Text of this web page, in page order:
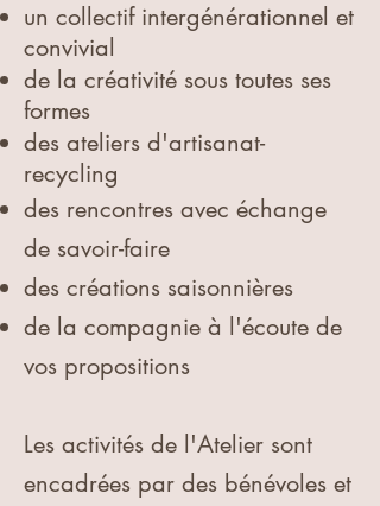
un collectif intergénérationnel et
convivial
de la créativité sous toutes ses
formes
des ateliers d'artisanat-
recycling
des rencontres avec échange
de savoir-faire
des créations saisonnières
de la compagnie à l'écoute de
vos propositions
Les activités de l'Atelier sont
encadrées par des bénévoles et